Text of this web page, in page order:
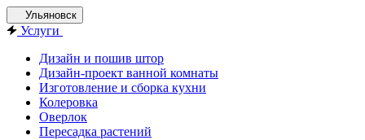
Ульяновск
Услуги
Дизайн и пошив штор
Дизайн-проект ванной комнаты
Изготовление и сборка кухни
Колеровка
Оверлок
Пересадка растений